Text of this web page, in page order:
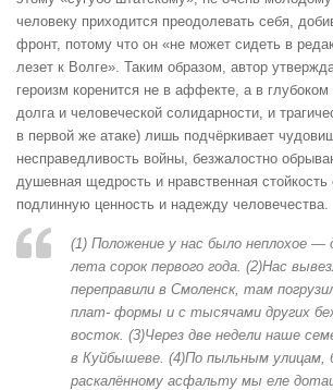
человеку приходится преодолевать себя,
фронт, потому что он «не может сидеть в
лезет к Волге». Таким образом, автор
героизм коренится не в аффекте, а в
долга и человеческой солидарности, и
в первой же атаке) лишь подчёркивает
несправедливость войны, безжалостно
душевная щедрость и нравственная стойкость
подлинную ценность и надежду человечества.
(1) Положение у нас было неплохое
лета сорок первого года. (2)Нас
переправили в Смоленск, там
плат- формы и с тысячами других
восток. (3)Через две недели наше
в Куйбышеве. (4)По пыльным улицам,
раскалённому асфальту мы еле